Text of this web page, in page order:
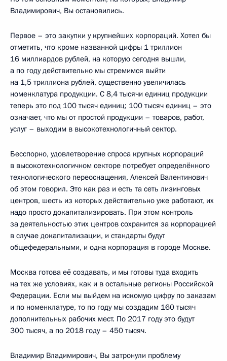
Владимирович, Вы остановились.
Первое – это закупки у крупнейших корпораций. Хотел бы
отметить, что кроме названной цифры 1 триллион
16 миллиардов рублей, на которую сегодня вышли,
а по году действительно мы стремимся выйти
на 1,5 триллиона рублей, существенно увеличилась
номенклатура продукции. С 8,4 тысячи единиц продукции
теперь это под 100 тысяч единиц; 100 тысяч единиц – это
означает, что мы от простой продукции – товаров, работ,
услуг – выходим в высокотехнологичный сектор.
Бесспорно, удовлетворение спроса крупных корпораций
в высокотехнологичном секторе потребует определённого
технологического переоснащения, Алексей Валентинович
об этом говорил. Это как раз и есть та сеть лизинговых
центров, шесть из которых действительно уже работают, их
надо просто докапитализировать. При этом контроль
за деятельностью этих центров сохранится за корпорацией
в случае докапитализации, и стандарты будут
общефедеральными, и одна корпорация в городе Москве.
Москва готова её создавать, и мы готовы туда входить
на тех же условиях, как и в остальные регионы Российской
Федерации. Если мы выйдем на искомую цифру по заказам
и по номенклатуре, то по году мы создадим 160 тысяч
дополнительных рабочих мест. По 2017 году это будут
300 тысяч, а по 2018 году – 450 тысяч.
Владимир Владимирович, Вы затронули проблему